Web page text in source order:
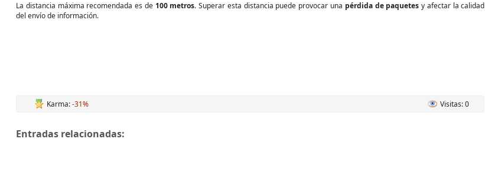
La distancia máxima recomendada es de 100 metros. Superar esta distancia puede provocar una pérdida de paquetes y afectar la calidad
del envío de información.
Karma:-31% Visitas: 0
Entradas relacionadas: